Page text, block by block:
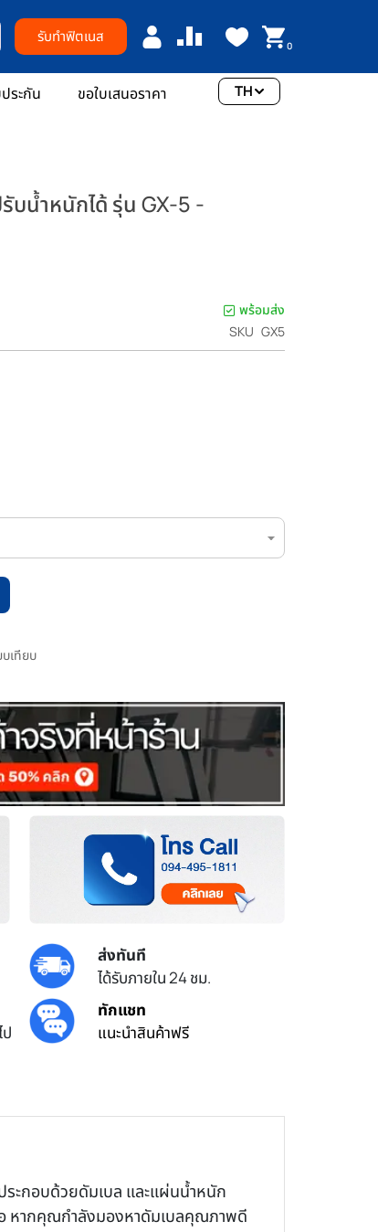
รับทำฟิตเนส 0
ระกัน ขอใบเสนอราคา TH
บน้ำหนักได้ รุ่น GX-5 -
พร้อมส่ง
SKU GX5
บเทียบ
ส่งทันที
ได้รับภายใน 24 ชม.
ทักแชท
แนะนำสินค้าฟรี
ะกอบด้วยดัมเบล และแผ่นน้ำหนัก
อ หากคุณกำลังมองหาดัมเบลคุณภาพดี